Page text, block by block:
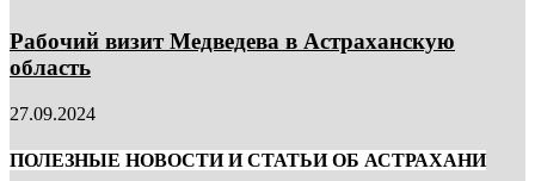
Рабочий визит Медведева в Астраханскую
область
27.09.2024
ПОЛЕЗНЫЕ НОВОСТИ И СТАТЬИ ОБ АСТРАХАНИ